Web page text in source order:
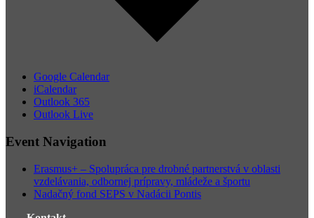
Google Calendar
iCalendar
Outlook 365
Outlook Live
Event Navigation
Erasmus+ – Spolupráca pre drobné partnerstvá v oblasti
vzdelávania, odbornej prípravy, mládeže a športu
Nadačný fond SEPS v Nadácii Pontis